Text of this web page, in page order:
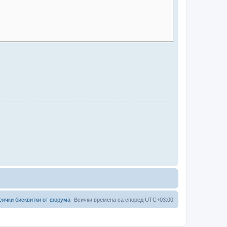
Всички времена са според UTC+03:00
бисквитки от форума